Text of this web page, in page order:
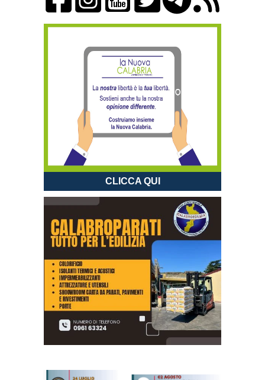
CLICCA QUI